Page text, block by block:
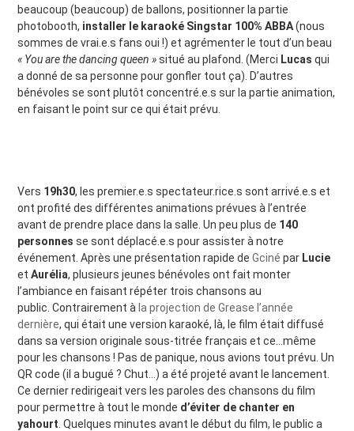
beaucoup (beaucoup) de ballons, positionner la partie
photobooth, installer le karaoké Singstar 100% ABBA(nous
sommes de vrai.e.s fans oui !) et agrémenter le tout d’un beau
« You are the dancing queen »situé au plafond. (Merci Lucas qui
a donné de sa personne pour gonfler tout ça). D’autres
bénévoles se sont plutôt concentré.e.s sur la partie animation,
en faisant le point sur ce qui était prévu.
Vers 19h30, les premier.e.s spectateur.rice.s sont arrivé.e.s et
ont profité des différentes animations prévues à l’entrée
avant de prendre place dans la salle. Un peu plus de 140
personnes se sont déplacé.e.s pour assister à notre
événement. Après une présentation rapide deGciné par Lucie
etAurélia, plusieurs jeunes bénévoles ont fait monter
l’ambiance en faisant répéter trois chansons au
public.Contrairement à la projection de Grease l’année
dernière, qui était une version karaoké, là, le film était diffusé
dans sa version originale sous-titrée français et ce…même
pour les chansons ! Pas de panique, nous avions tout prévu. Un
QR code (il a bugué ? Chut…) a été projeté avant le lancement.
Ce dernier redirigeait vers les paroles des chansons du film
pour permettre à tout le monde d’éviter de chanter en
yahourt . Quelques minutes avant le début du film, le public a